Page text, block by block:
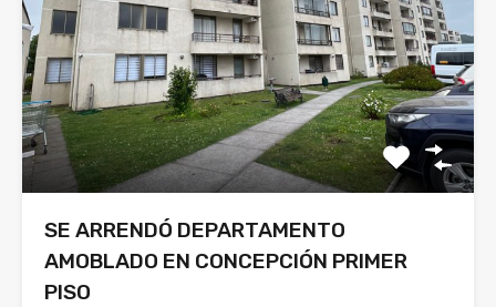
SE ARRENDÓ DEPARTAMENTO
AMOBLADO EN CONCEPCIÓN PRIMER
PISO